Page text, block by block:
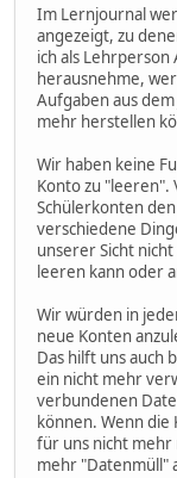
Im Lernjournal
angezeigt, zu
ich als
herausnehme,
Aufgaben aus
mehr herstellen
Wir haben keine
Konto zu "leeren".
Schülerkonten
verschiedene
unserer Sicht
leeren kann oder
Wir würden in
neue Konten
Das hilft uns auch
ein nicht mehr
verbundenen
können. Wenn
für uns nicht mehr
mehr "Datenmüll"